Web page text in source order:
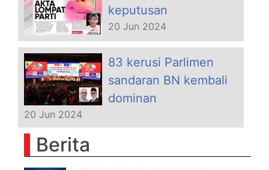
keputusan
20 Jun 2024
83 kerusi Parlimen
sandaran BN kembali
dominan
20 Jun 2024
Berita